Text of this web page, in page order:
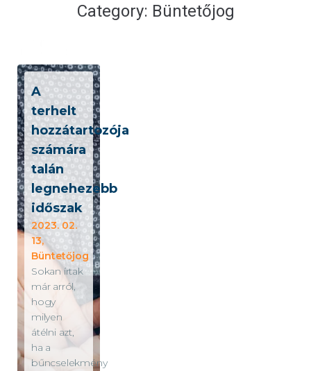
Category: Büntetőjog
A
terhelt
hozzátartozója
számára
talán
legnehezebb
időszak
2023. 02.
13,
Büntetőjog
Sokan írtak
már arról,
hogy
milyen
átélni azt,
ha a
bűncselekmény